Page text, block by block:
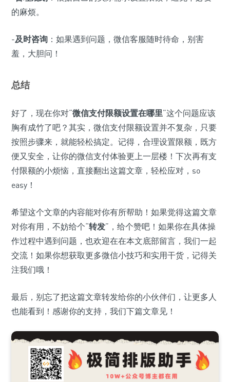
的麻烦。
-及时咨询 ：如果遇到问题，微信客服随时待命，别害
羞，大胆问！
总结
好了，现在你对“微信支付限额设置在哪里”这个问题应该
胸有成竹了吧？其实，微信支付限额设置并不复杂，只要
按照步骤来，就能轻松搞定。记得，合理设置限额，既方
便又安全，让你的微信支付体验更上一层楼！下次再有支
付限额的小烦恼，直接翻出这篇文章，轻松应对，so
easy！
希望这个文章的内容能对你有所帮助！如果觉得这篇文章
对你有用，不妨给个“转发”，给个赞吧！如果你在具体操
作过程中遇到问题，也欢迎在在本文底部留言，我们一起
交流！如果你想获取更多微信小技巧和实用干货，记得关
注我们哦！
最后，别忘了把这篇文章转发给你的小伙伴们，让更多人
也能看到！感谢你的支持，我们下篇文章见！